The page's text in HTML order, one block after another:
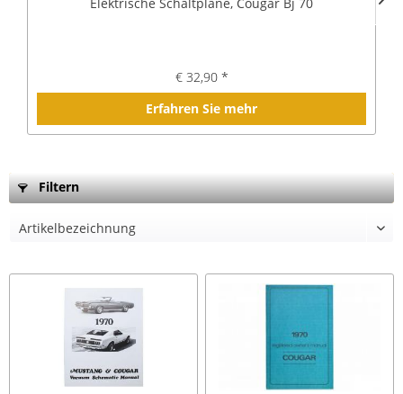
€ 32,90 *
Erfahren Sie mehr
Filtern